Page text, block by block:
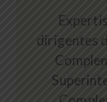
dirigentes